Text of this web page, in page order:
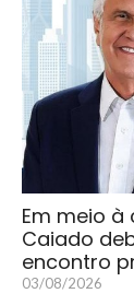
Em meio à
Caiado
encontro
03/08/2026